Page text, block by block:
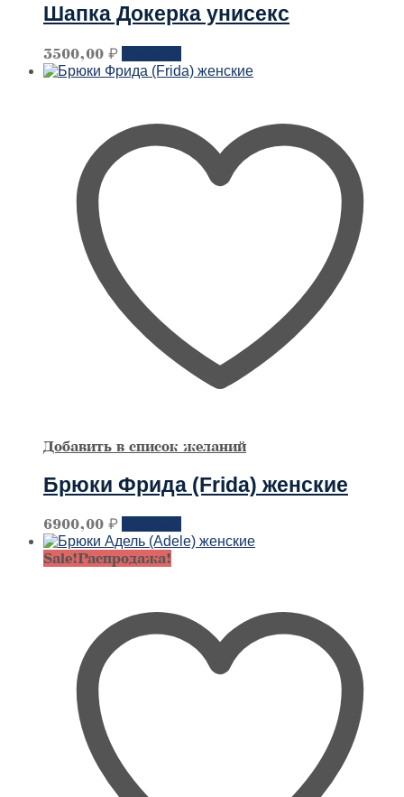
Шапка Докерка унисекс
3500,00 ₽
Этот
товар
имеет
Опции
можно
выбрать
Добавить в список желаний
Брюки Фрида (Frida) женские
6900,00 ₽
Этот
товар
имеет
можно
выбрать
на
странице
Sale!Распродажа!